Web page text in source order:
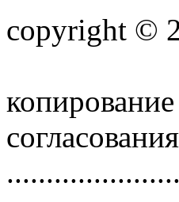
copyright ©